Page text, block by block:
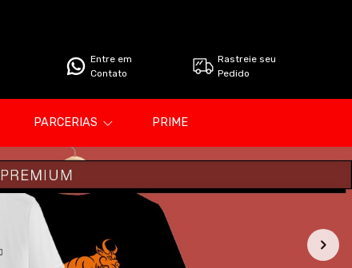
Entre em
Contato
Rastreie seu
Pedido
PARCERIAS PRIME